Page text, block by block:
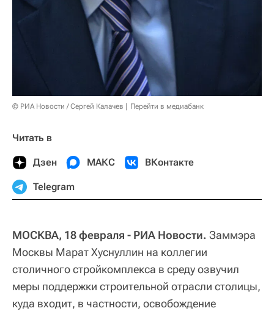
© РИА Новости / Сергей Калачев Перейти в медиабанк
Читать в
Дзен МАКС ВКонтакте
Telegram
МОСКВА, 18 февраля - РИА Новости. Заммэра
Москвы Марат Хуснуллин на коллегии
столичного стройкомплекса в среду озвучил
меры поддержки строительной отрасли столицы,
куда входит, в частности, освобождение